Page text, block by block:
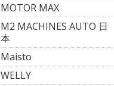
MOTOR MAX
M2 MACHINES AUTO 日
本
Maisto
WELLY